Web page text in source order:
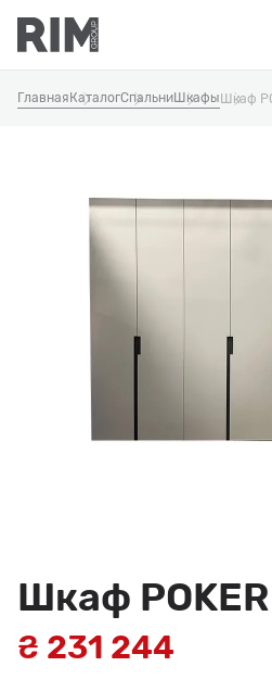
Главная КаталогСпальниШкафыШкаф
Шкаф
₴ 231 244